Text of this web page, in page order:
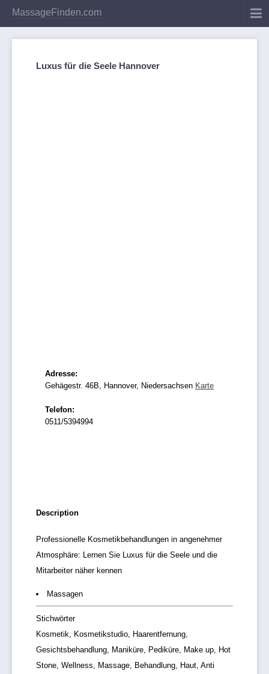
MassageFinden.com
Luxus für die Seele Hannover
Adresse:
Gehägestr. 46B, Hannover, Niedersachsen Karte
Telefon:
0511/5394994
Description
Professionelle Kosmetikbehandlungen in angenehmer
Atmosphäre: Lernen Sie Luxus für die Seele und die
Mitarbeiter näher kennen
Massagen
Stichwörter
Kosmetik, Kosmetikstudio, Haarentfernung,
Gesichtsbehandlung, Maniküre, Pediküre, Make up, Hot
Stone, Wellness, Massage, Behandlung, Haut, Anti